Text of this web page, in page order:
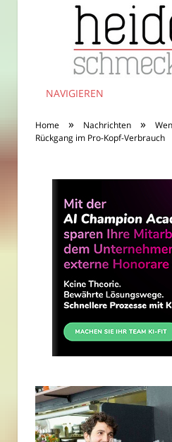
NAVIGIEREN
Home » Nachrichten »
Rückgang im Pro-Kopf-Verbrauch